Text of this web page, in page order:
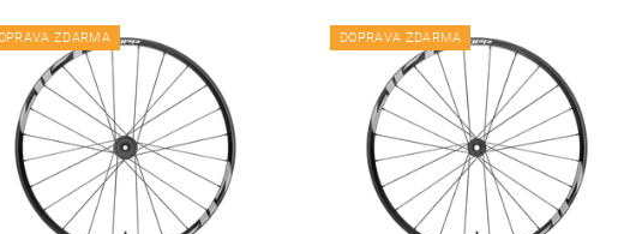
ZDARMA DOPRAVA ZDARMA